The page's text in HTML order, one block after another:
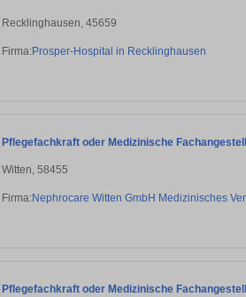
Recklinghausen, 45659
Firma:Prosper-Hospital in Recklinghausen
Pflegefachkraft oder Medizinische
Witten, 58455
Firma:Nephrocare Witten GmbH Medizinisches
Pflegefachkraft oder Medizinische